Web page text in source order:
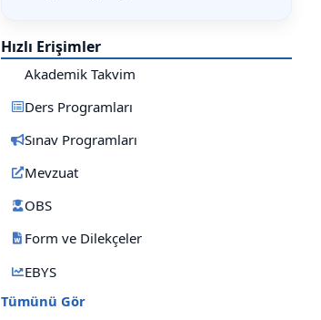
Hızlı Erişimler
Akademik Takvim
Ders Programları
Sınav Programları
Mevzuat
OBS
Form ve Dilekçeler
EBYS
Tümünü Gör